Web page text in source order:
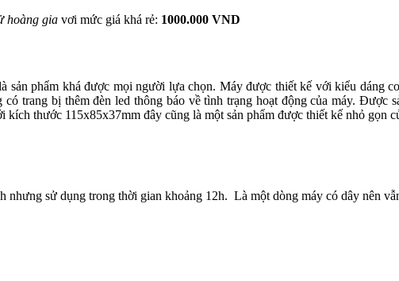
hoàng gia vơi mức giá khá rẻ: 1000.000 VND
phẩm khá được mọi người lựa chọn. Máy được thiết kế với kiểu dáng
trang bị thêm đèn led thông báo về tình trạng hoạt động của máy. Được
thước 115x85x37mm đây cũng là một sản phẩm được thiết kế nhỏ gọn
nhưng sử dụng trong thời gian khoảng 12h. Là một dòng máy có dây nên